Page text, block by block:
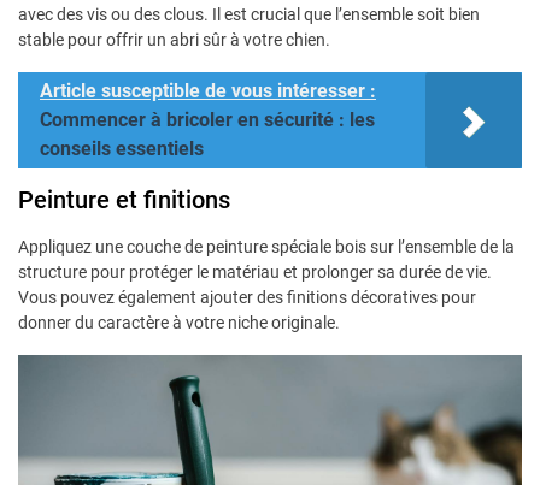
avec des vis ou des clous. Il est crucial que l’ensemble soit bien
stable pour offrir un abri sûr à votre chien.
Article susceptible de vous intéresser :
Commencer à bricoler en sécurité : les
conseils essentiels
Peinture et finitions
Appliquez une couche de peinture spéciale bois sur l’ensemble de la
structure pour protéger le matériau et prolonger sa durée de vie.
Vous pouvez également ajouter des finitions décoratives pour
donner du caractère à votre niche originale.